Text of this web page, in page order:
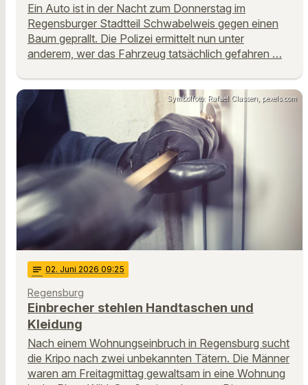
Ein Auto ist in der Nacht zum Donnerstag im
Regensburger Stadtteil Schwabelweis gegen einen
Baum geprallt. Die Polizei ermittelt nun unter
anderem, wer das Fahrzeug tatsächlich gefahren …
Symbolfoto: Rafael Classen, pexels.com
notes 02. Juni 2026 09:25
Regensburg
Einbrecher stehlen Handtaschen und
Kleidung
Nach einem Wohnungseinbruch in Regensburg sucht
die Kripo nach zwei unbekannten Tätern. Die Männer
waren am Freitagmittag gewaltsam in eine Wohnung